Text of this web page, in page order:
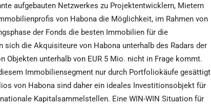
aufgebauten Netzwerkes zu Projektentwicklern, Mietern
von Habona die Möglichkeit, im Rahmen von
der Fonds die besten Immobilien für die
sich die Akquisiteure von Habona unterhalb des Radars der
Objekten unterhalb von EUR 5 Mio. nicht in Frage kommt.
Immobiliensegment nur durch Portfoliokäufe gesättigt
von Habona sind daher ein ideales Investitionsobjekt für
Kapitalsammelstellen. Eine WIN-WIN Situation für